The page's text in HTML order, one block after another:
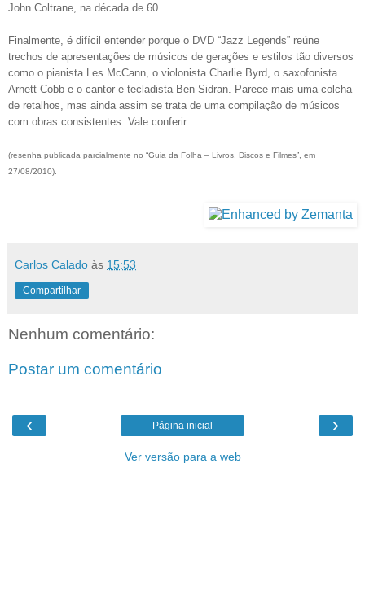
John Coltrane, na década de 60.
Finalmente, é difícil entender porque o DVD “Jazz Legends” reúne
trechos de apresentações de músicos de gerações e estilos tão diversos
como o pianista Les McCann, o violonista Charlie Byrd, o saxofonista
Arnett Cobb e o cantor e tecladista Ben Sidran. Parece mais uma colcha
de retalhos, mas ainda assim se trata de uma compilação de músicos
com obras consistentes. Vale conferir.
(resenha publicada parcialmente no “Guia da Folha – Livros, Discos e Filmes”, em
27/08/2010).
Carlos Calado às 15:53
Compartilhar
Nenhum comentário:
Postar um comentário
‹ ›
Página inicial
Ver versão para a web